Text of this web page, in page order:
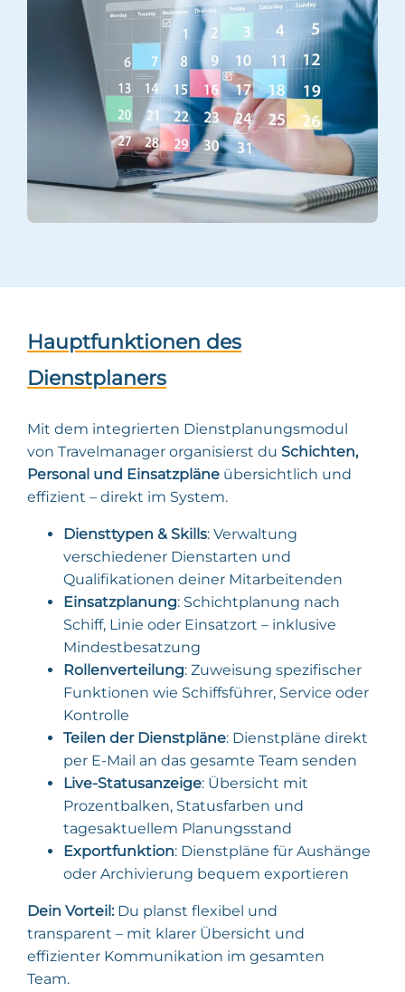
Hauptfunktionen des
Dienstplaners
Mit dem integrierten Dienstplanungsmodul
von Travelmanager organisierst duSchichten,
Personal und Einsatzpläne übersichtlich und
effizient – direkt im System.
Diensttypen & Skills: Verwaltung
verschiedener Dienstarten und
Qualifikationen deiner Mitarbeitenden
Einsatzplanung: Schichtplanung nach
Schiff, Linie oder Einsatzort – inklusive
Mindestbesatzung
Rollenverteilung: Zuweisung spezifischer
Funktionen wie Schiffsführer, Service oder
Kontrolle
Teilen der Dienstpläne: Dienstpläne direkt
per E-Mail an das gesamte Team senden
Live-Statusanzeige: Übersicht mit
Prozentbalken, Statusfarben und
tagesaktuellem Planungsstand
Exportfunktion: Dienstpläne für Aushänge
oder Archivierung bequem exportieren
Dein Vorteil:Du planst flexibel und
transparent – mit klarer Übersicht und
effizienter Kommunikation im gesamten
Team.